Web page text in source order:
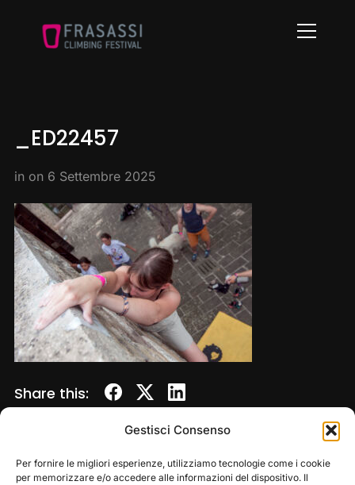
Gestisci Consenso
Per fornire le migliori esperienze, utilizziamo tecnologie come i cookie
per memorizzare e/o accedere alle informazioni del dispositivo. Il
Info
_ED22457
in on 6 Settembre 2025
Share this: